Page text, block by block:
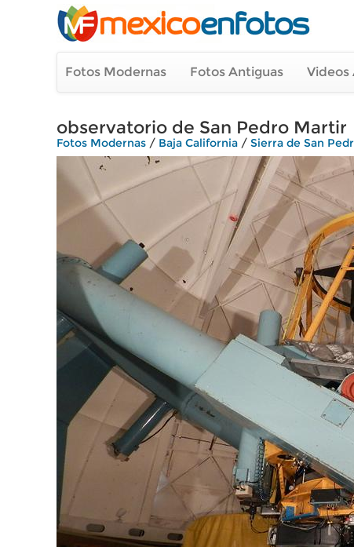
Fotos Modernas Fotos Antiguas Videos
observatorio de San Pedro Martir
Fotos Modernas / Baja California / Sierra de San